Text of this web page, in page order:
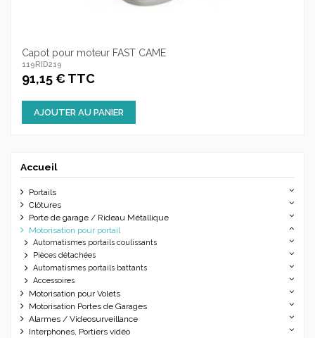
Capot pour moteur FAST CAME
119RID219
91,15 € TTC
AJOUTER AU PANIER
Accueil
Portails
Clôtures
Porte de garage / Rideau Métallique
Motorisation pour portail
Automatismes portails coulissants
Pièces détachées
Automatismes portails battants
Accessoires
Motorisation pour Volets
Motorisation Portes de Garages
Alarmes / Videosurveillance
Interphones, Portiers vidéo